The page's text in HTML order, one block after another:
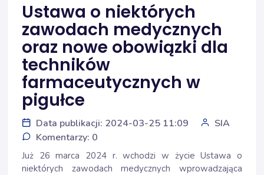
Ustawa o niektórych
zawodach medycznych
oraz nowe obowiązki dla
techników
farmaceutycznych w
pigułce
Data publikacji: 2024-03-25 11:09
SIA
Komentarzy: 0
Już 26 marca 2024 r. wchodzi w życie Ustawa o
niektórych zawodach medycznych wprowadzająca